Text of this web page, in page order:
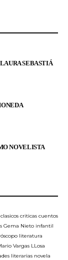
SEBASTIÁ
NOVELISTA
clasicos criticas cuentos
Gema Nieto infantil
literatura
Vargas LLosa
literarias novela